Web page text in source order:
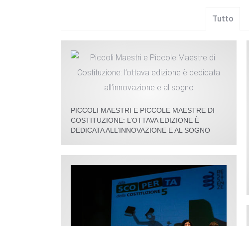
Tutto
PICCOLI MAESTRI E PICCOLE MAESTRE DI
COSTITUZIONE: L’OTTAVA EDIZIONE È
DEDICATA ALL’INNOVAZIONE E AL SOGNO